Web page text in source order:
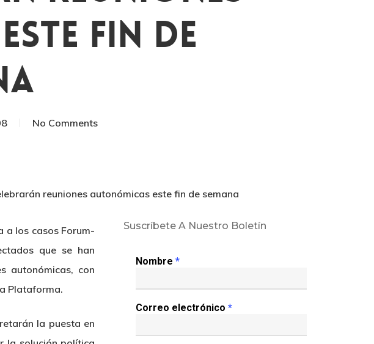
Fin De
No Comments
reuniones autonómicas este fin de semana
a los casos Forum-
que se han
autonómicas, con
Plataforma.
la puesta en
Suscríbete A Nuestro Boletín
Nombre *
Correo electrónico *